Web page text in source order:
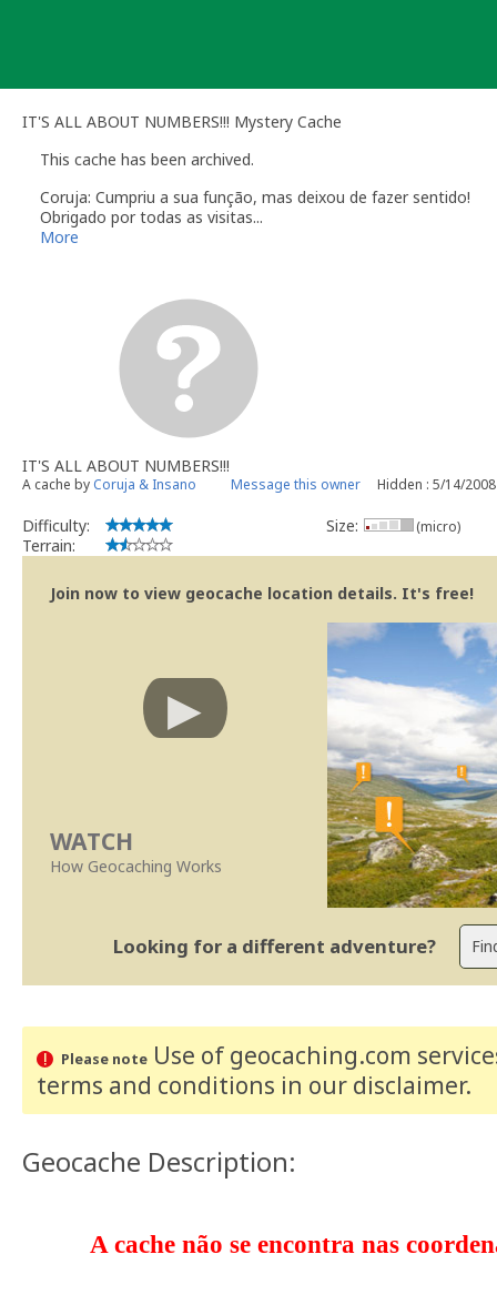
IT'S ALL ABOUT NUMBERS!!! Mystery Cache
This cache has been archived.
Coruja: Cumpriu a sua função, mas deixou de fazer sentido!
Obrigado por todas as visitas...
More
IT'S ALL ABOUT NUMBERS!!!
A cache by Coruja & Insano Message this owner Hidden : 5/14/2008
Difficulty:
Terrain:
Size: (micro)
Join now to view geocache location details. It's free!
WATCH
How Geocaching Works
Looking for a different adventure?
Please noteUse of geocaching.com
terms and conditions in our disclaimer.
Geocache Description:
A cache não se encontra nas